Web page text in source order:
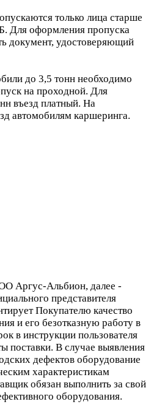
только лица старше
Для оформления пропуска
документ, удостоверяющий
до 3,5 тонн необходимо
на проходной. Для
въезд платный. На
автомобилям каршеринга.
Аргус-Альбион, далее -
представителя
Покупателю качество
и его безотказную работу в
в инструкции пользователя
поставки. В случае выявления
дефектов оборудование
характеристикам
обязан выполнить за свой
оборудования.